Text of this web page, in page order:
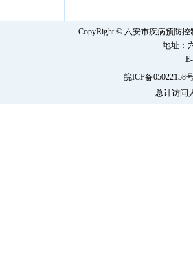
CopyRight © 六安市疾病预防
地址：
皖ICP备05022158
总计访问